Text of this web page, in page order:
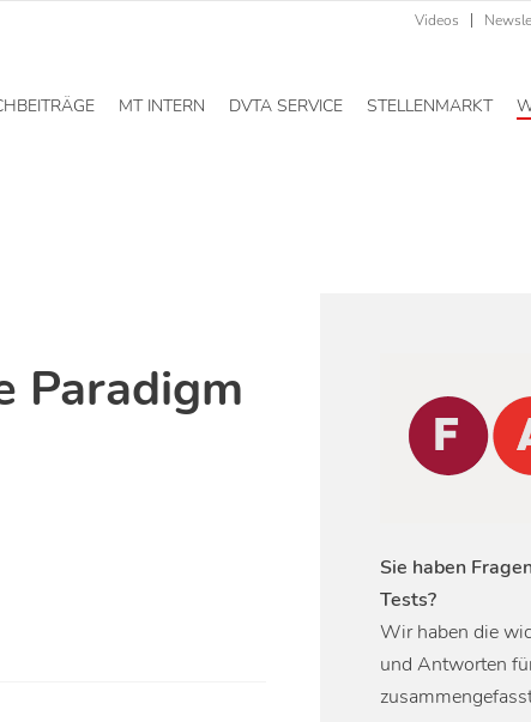
Videos
MT INTERN DVTA SERVICE STELLENMARKT
Paradigm
Sie haben
Tests?
Wir haben die
und Antworten